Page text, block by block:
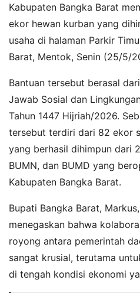
Kabupaten Bangka Barat
ekor hewan kurban yang
usaha di halaman Parkir
Barat, Mentok, Senin (25/5/
Bantuan tersebut berasal
Jawab Sosial dan
Tahun 1447 Hijriah/2026.
tersebut terdiri dari 82 ekor
yang berhasil dihimpun dari
BUMN, dan BUMD yang
Kabupaten Bangka Barat.
Bupati Bangka Barat,
menegaskan bahwa
royong antara pemerintah
sangat krusial, terutama
di tengah kondisi ekonomi